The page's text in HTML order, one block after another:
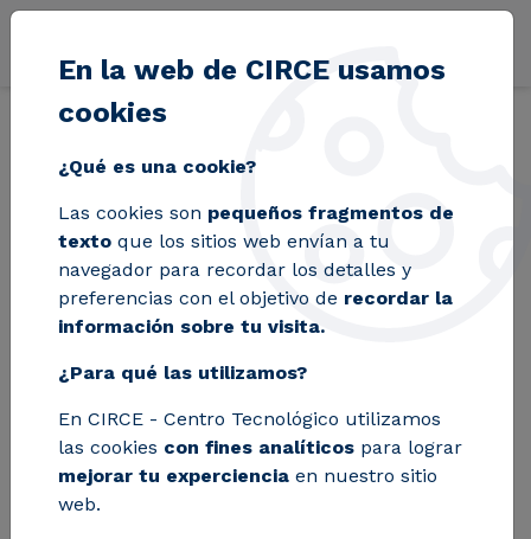
Pasar al contenido principal
Blog
CIRCE coordina la
puesta en marcha
de un horno 100 %
eléctrico para la
fusión de frita
cerámica hasta
1.500 °C
En la web de CIRCE usamos
cookies
¿Qué es una cookie?
Las cookies son pequeños fragmentos de
texto que los sitios web envían a tu
navegador para recordar los detalles y
preferencias con el objetivo de recordar la
información sobre tu visita.
¿Para qué las utilizamos?
En CIRCE - Centro Tecnológico utilizamos
las cookies con fines analíticos para lograr
mejorar tu experciencia en nuestro sitio
web.